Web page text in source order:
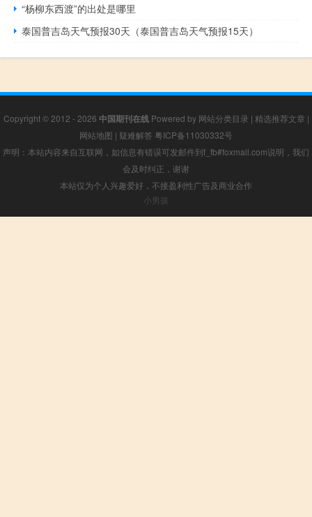
“杨柳东西渡”的出处是哪里
泰国普吉岛天气预报30天（泰国普吉岛天气预报15天）
Copyright © 2012 - 2026 中国期刊在线Powered by 网站分类目录 | 精选推荐文章 |
网站地图 | 疑难解答 粤ICP备11030332号
声明：本站内容来自互联网，如信息有错误可发邮件到f_fb#foxmail.com说明，我们
会及时纠正，谢谢
本站仅为个人兴趣爱好，不接盈利性广告及商业合作
小男孩